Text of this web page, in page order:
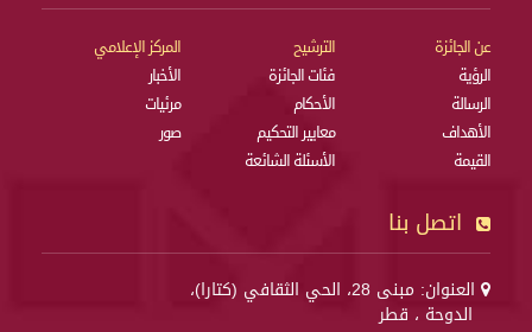
عن الجائزة
الرؤية
الرسالة
الأهداف
القيمة
الترشيح
فئات الجائزة
الأحكام
معايير التحكيم
الأسئلة الشائعة
المركز الإعلامي
الأخبار
مرئيات
صور
اتصل بنا
العنوان: مبنى 28، الحي الثقافي (كتارا)،
الدوحة ، قطر